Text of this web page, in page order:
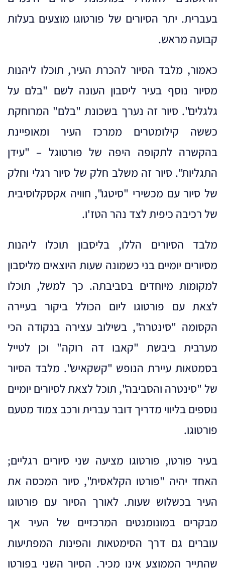
בעברית. יתר הסיורים של פורטוגו מוצעים בעלות
קבועה מראש.
כאמור, מלבד הסיור להכרת העיר, תוכלו ליהנות
מסיור נוסף בעיר ליסבון העונה לשם "בלם על
גלגלים". סיור זה נערך בשכונת "בלם" המרוחקת
כששה קילומטרים ממרכז העיר ומאופיינת
בהקשרה לתקופה היפה של פורטוגל – "עידן
התגליות". סיור זה משלב חלק של סיור רגלי וחלק
של סיור עם מכשירי "סיטגו", חוויה אקסקלוסיבית
של רכיבה כיפית לצד נהר הטז'ו.
מלבד הסיורים הללו, בליסבון תוכלו ליהנות
מסיורים יומיים בני כשמונה שעות היוצאים מליסבון
למקומות מיוחדים בסביבתה. כך למשל, תוכלו
לצאת עם פורטוגו ליום הכולל ביקור בעיירה
הקסומה "סינטרה", בשילוב עצירה בנקודה הכי
מערבית ביבשת "קאבו דה רוקה" וכן לטייל
בסמטאות עיירת הנופש "קשקאיש". מלבד הסיור
של "סינטרה והסביבה", תוכל לצאת לסיורים יומיים
נוספים בליווי מדריך דובר עברית ורכב צמוד מטעם
פורטוגו.
בעיר פורטו, פורטוגו מציעה שני סיורים רגליים;
האחד יהיה "פורטו הקלאסית", סיור המכסה את
העיר בכשלוש שעות. לאורך הסיור עם פורטוגו
מבקרים במונומנטים המרכזיים של העיר אך
עוברים גם דרך הסימטאות והפינות המפתיעות
שהתייר הממוצע אינו מכיר. הסיור השני בפורטו